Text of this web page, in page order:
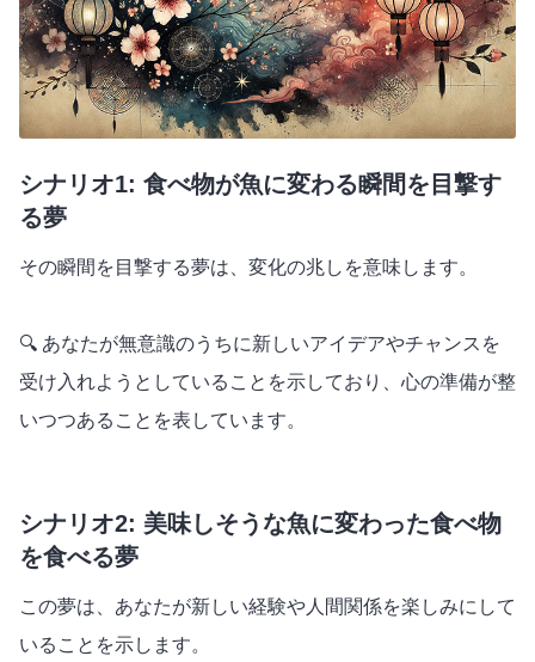
シナリオ1: 食べ物が魚に変わる瞬間を目撃す
る夢
その瞬間を目撃する夢は、変化の兆しを意味します。
🔍 あなたが無意識のうちに新しいアイデアやチャンスを
受け入れようとしていることを示しており、心の準備が整
いつつあることを表しています。
シナリオ2: 美味しそうな魚に変わった食べ物
を食べる夢
この夢は、あなたが新しい経験や人間関係を楽しみにして
いることを示します。